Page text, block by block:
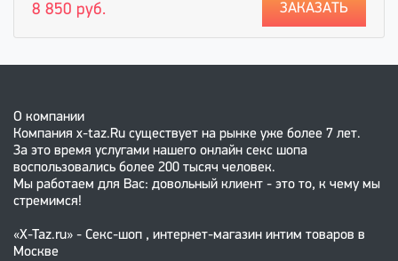
8 850 руб. ЗАКАЗАТЬ
О компании
Компания x-taz.Ru существует на рынке уже более 7 лет.
За это время услугами нашего онлайн секс шопа
воспользовались более 200 тысяч человек.
Мы работаем для Вас: довольный клиент - это то, к чему мы
стремимся!
«X-Taz.ru» - Секс-шоп , интернет-магазин интим товаров в
Москве